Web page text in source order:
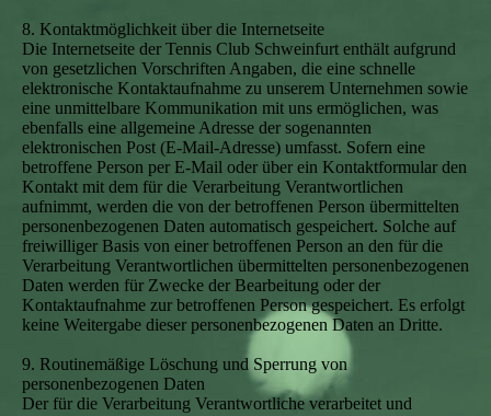
8. Kontaktmöglichkeit über die Internetseite
Die Internetseite der Tennis Club Schweinfurt enthält aufgrund
von gesetzlichen Vorschriften Angaben, die eine schnelle
elektronische Kontaktaufnahme zu unserem Unternehmen sowie
eine unmittelbare Kommunikation mit uns ermöglichen, was
ebenfalls eine allgemeine Adresse der sogenannten
elektronischen Post (E-Mail-Adresse) umfasst. Sofern eine
betroffene Person per E-Mail oder über ein Kontaktformular den
Kontakt mit dem für die Verarbeitung Verantwortlichen
aufnimmt, werden die von der betroffenen Person übermittelten
personenbezogenen Daten automatisch gespeichert. Solche auf
freiwilliger Basis von einer betroffenen Person an den für die
Verarbeitung Verantwortlichen übermittelten personenbezogenen
Daten werden für Zwecke der Bearbeitung oder der
Kontaktaufnahme zur betroffenen Person gespeichert. Es erfolgt
keine Weitergabe dieser personenbezogenen Daten an Dritte.
9. Routinemäßige Löschung und Sperrung von
personenbezogenen Daten
Der für die Verarbeitung Verantwortliche verarbeitet und